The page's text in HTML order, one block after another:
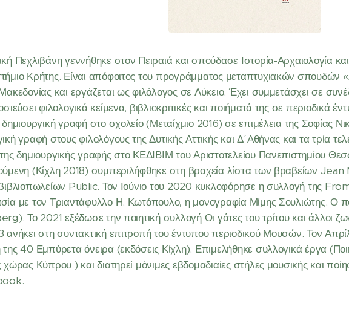
Πεχλιβάνη γεννήθηκε στον Πειραιά και σπούδασε Ιστορία-Αρχαιολογία
Κρήτης. Είναι απόφοιτος του προγράμματος μεταπτυχιακών σπουδών
και εργάζεται ως φιλόλογος σε Λύκειο. Έχει συμμετάσχει σε
φιλολογικά κείμενα, βιβλιοκριτικές και ποιήματά της σε περιοδικά
δημιουργική γραφή στο σχολείο (Μεταίχμιο 2016) σε επιμέλεια της Σοφίας
γραφή στους φιλολόγους της Δυτικής Αττικής και Δ΄Αθήνας και τα τρία
δημιουργικής γραφής στο ΚΕΔΙΒΙΜ του Αριστοτελείου Πανεπιστημίου
(Κίχλη 2018) συμπεριλήφθηκε στη βραχεία λίστα των βραβείων
Public. Τον Ιούνιο του 2020 κυκλοφόρησε η συλλογή της
με τον Τριαντάφυλλο Η. Κωτόπουλο, η μονογραφία Μίμης Σουλιώτης. Ο
Το 2021 εξέδωσε την ποιητική συλλογή Οι γάτες του τρίτου και άλλοι
ανήκει στη συντακτική επιτροπή του έντυπου περιοδικού Μουσών. Τον
40 Εμπύρετα όνειρα (εκδόσεις Κίχλη). Επιμελήθηκε συλλογικά έργα
χώρας Κύπρου ) και διατηρεί μόνιμες εβδομαδιαίες στήλες μουσικής και